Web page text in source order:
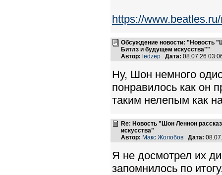
https://
Обсуждение новости: "Новость
Битлз и будущем искусства""
Автор: ledzep Дата: 08.07.26
Ну, Шон немного
понравилось как он
таким нелепым как
Re: Новость "Шон Леннон
искусства"
Автор: Макс Жолобов Дата:
Я не досмотрел их
запомнилось по